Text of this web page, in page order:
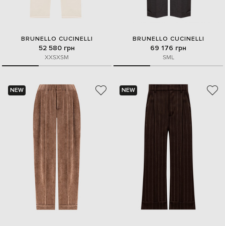
BRUNELLO CUCINELLI
52 580 грн
XXSXSM
BRUNELLO CUCINELLI
69 176 грн
SML
NEW NEW